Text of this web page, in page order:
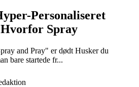
Personaliseret
Spray
and Pray" er dødt Husker du
bare startede fr...